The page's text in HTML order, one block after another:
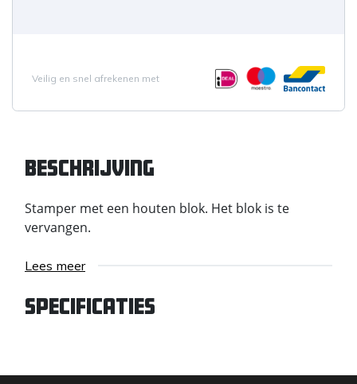
Veilig en snel afrekenen met
Beschrijving
Stamper met een houten blok. Het blok is te
vervangen.
Lees meer
Specificaties